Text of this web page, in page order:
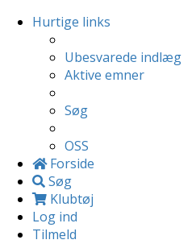
Hurtige links
Ubesvarede indlæg
Aktive emner
Søg
OSS
Forside
Søg
Klubtøj
Log ind
Tilmeld